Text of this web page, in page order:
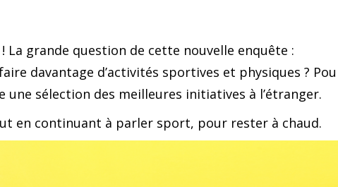
La grande question de cette nouvelle enquête :
davantage d’activités sportives et physiques ?
une sélection des meilleures initiatives à l’étranger.
en continuant à parler sport, pour rester à chaud.